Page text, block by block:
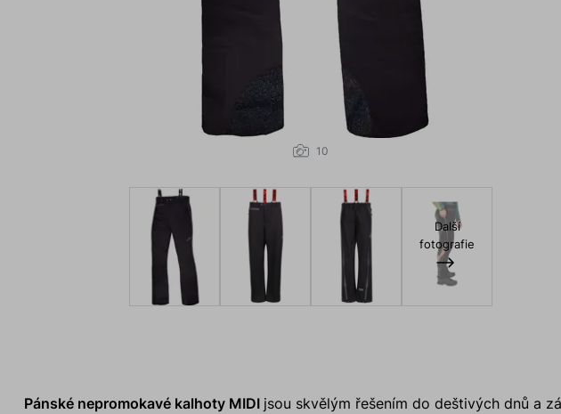
10
Další
fotografie
Pánské nepromokavé kalhoty MIDI jsou skvělým řešením do deštivých dnů a